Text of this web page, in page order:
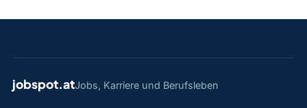
jobspot.atJobs, Karriere und Berufsleben